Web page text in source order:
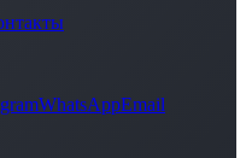
WhatsAppEmail